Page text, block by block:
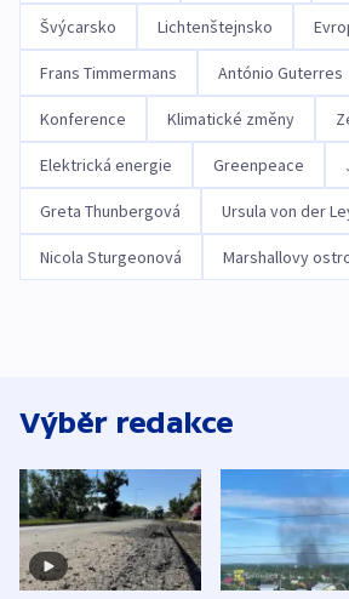
Švýcarsko Lichtenštejnsko
Frans Timmermans António Guterres
Konference Klimatické změny
Elektrická energie Greenpeace
Greta Thunbergová Ursula von der
Nicola Sturgeonová Marshallovy
Výběr redakce